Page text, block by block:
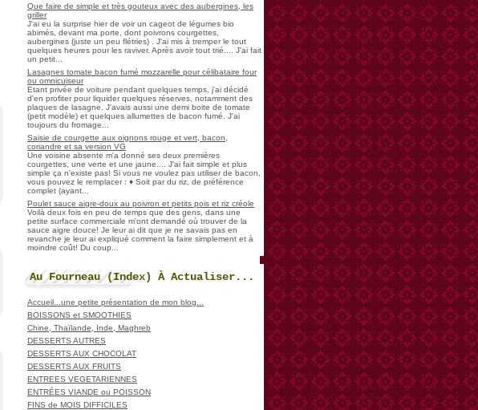
Que faire de simple et très gouteux avec des aubergines, les
griller
J'ai eu la surprise hier de voir un cageot de légumes bio
abimés, devant ma porte, dont poivrons courgettes,
aubergines (juste un peu flétries) . J'ai mis à tremper le tout
quelques heures pour les raviver. Après avoir tout trié.... J'ai fait
un petit...
Lasagnes tomate bacon fumé mozzarelle pour célibataire four
ou omnicuiseur
Etant privée de voiture pendant quelques temps, j'ai décidé
d'en profiter pour liquider quelques réserves, notamment des
plaques de lasagne. J'avais aussi une demi boite de tomate
(petit modèle) et quelques allumettes de bacon fumé. J'ai
toujours du fromage...
Saisie de courgette aux oignons rouge et vert, bacon,
coriandre et sa version VG
Une voisine absente m'a donné ses deux premières
courgettes, une verte et une jaune.... J'ai fait simple et plus
simple ça n'existe pas! Si vous ne voulez pas utiliser de bacon,
vous pouvez le remplacer : ♦ Soit par du riz, de préférence
complet (ayant...
Poulet sauce aigre-doux au poivron et petits pois et riz créole
Voilà deux fois en peu de temps que des gens, dans une
petite surface commerciale m'ont demandé où trouver de la
sauce aigre douce! Je leur ai dit que je ne savais pas en
revanche je leur ai expliqué comment la faire simplement et à
moindre coût! Du coup...
Au Fourneau (Index) À Actualiser...
Accueil...une petite présentation de mon blog...
BOISSONS et SMOOTHIES
Chine, Thaïlande, Inde, Maghreb
DESSERTS AUTRES
DESSERTS AUX CHOCOLAT
DESSERTS AUX FRUITS
ENTREES VEGETARIENNES
ENTRÉES VIANDE ou POISSON
FINS de MOIS DIFFICILES